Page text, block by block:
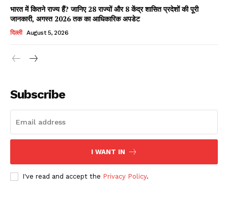
Read Latest News on AIN
भारत में कितने राज्य हैं? जानिए 28 राज्यों और 8 केंद्र शासित प्रदेशों की पूरी
जानकारी, अगस्त 2026 तक का आधिकारिक अपडेट
दिल्ली August 5, 2026
Subscribe
I WANT IN
I've read and accept the Privacy Policy.